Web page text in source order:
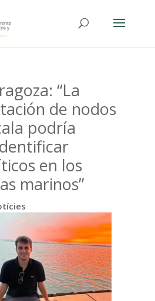
“La
de nodos
podría
en los
marinos”